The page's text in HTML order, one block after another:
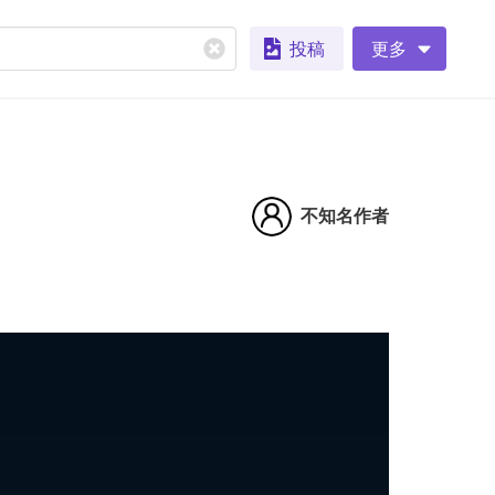
投稿 更多
不知名作者